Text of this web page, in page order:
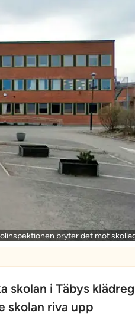
bryter det mot
skolan i Täbys
skolan riva upp